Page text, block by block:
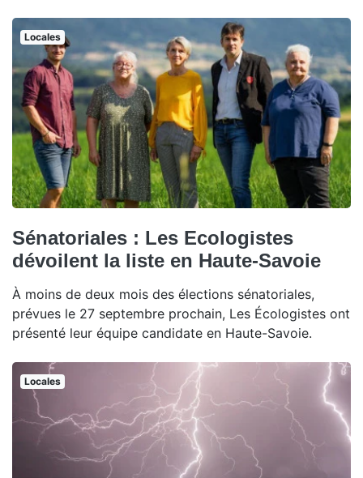
Locales
Sénatoriales : Les Ecologistes
dévoilent la liste en Haute-Savoie
À moins de deux mois des élections sénatoriales,
prévues le 27 septembre prochain, Les Écologistes ont
présenté leur équipe candidate en Haute-Savoie.
Locales